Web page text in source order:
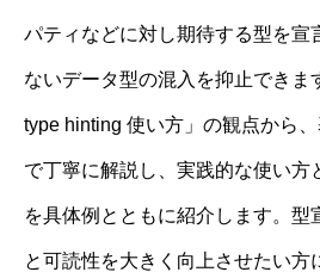
パティなどに対し期待する型を宣
ないデータ型の混入を抑止できま
type hinting 使い方」の観点から
で丁寧に解説し、実践的な使い方
を具体例とともに紹介します。型
と可読性を大きく向上させたい方